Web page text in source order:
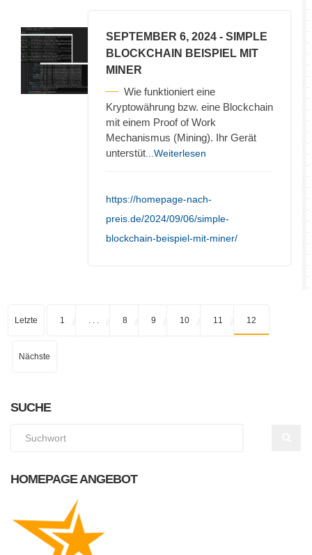
SEPTEMBER 6, 2024 - SIMPLE
BLOCKCHAIN BEISPIEL MIT
MINER
Wie funktioniert eine
Kryptowährung bzw. eine Blockchain
mit einem Proof of Work
Mechanismus (Mining). Ihr Gerät
unterstüt ...Weiterlesen
https://homepage-nach-
preis.de/2024/09/06/simple-
blockchain-beispiel-mit-miner/
Letzte 1 8 9 10 11 12
Nächste
SUCHE
HOMEPAGE ANGEBOT